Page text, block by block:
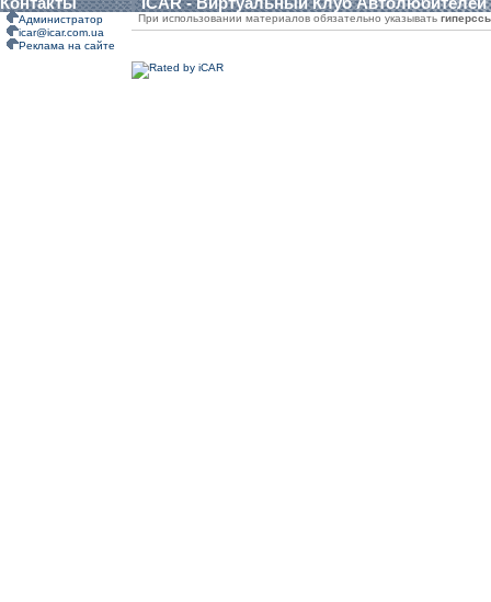
Администратор
icar@icar.com.ua
Реклама на сайте
При использовании материалов обязательно указывать